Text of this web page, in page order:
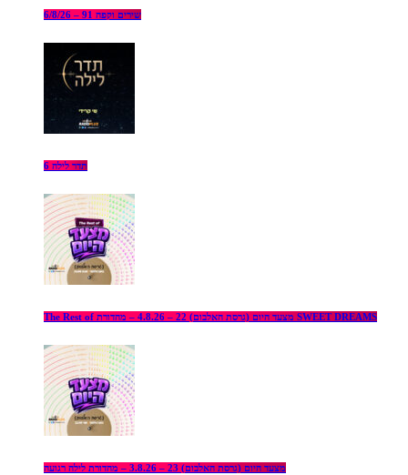
שירים וקפה 91 – 6/8/26
תדר לילה 6
The Rest of מצעד היום (גרסת האלבום) 22 – 4.8.26 – מהדורת SWEET DREAMS
מצעד היום (גרסת האלבום) 23 – 3.8.26 – מהדורת לילה רגועה